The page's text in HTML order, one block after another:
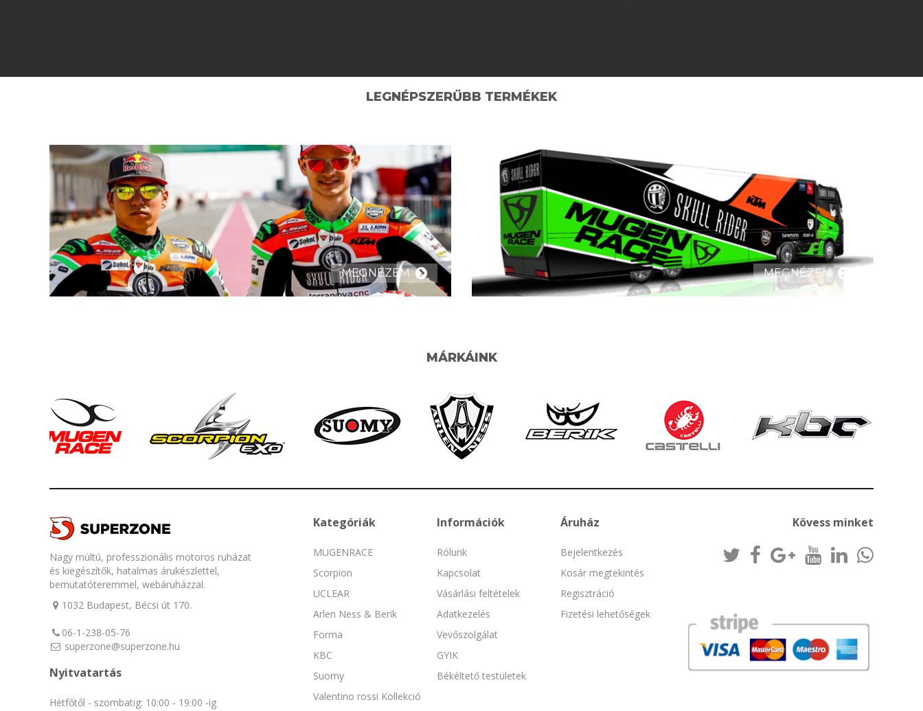
LEGNÉPSZERŰBB TERMÉKEK
MEGNÉZEM MEGNÉZEM
MÁRKÁINK
Nagy múltú, professzionális motoros ruházat
és kiegészítők, hatalmas árukészlettel,
bemutatóteremmel, webáruházzal.
1032 Budapest, Bécsi út 170.
06-1-238-05-76
superzone@superzone.hu
Nyitvatartás
Hétfőtől - szombatig: 10:00 - 19:00 -ig
Kategóriák
MUGENRACE
Scorpion
UCLEAR
Arlen Ness & Berik
Forma
KBC
Suomy
Valentino rossi Kollekció
Információk
Rólunk
Kapcsolat
Vásárlási feltételek
Adatkezelés
Vevőszolgálat
GYIK
Békéltető testületek
Áruház
Bejelentkezés
Kosár megtekintés
Regisztráció
Fizetési lehetőségek
Kövess minket